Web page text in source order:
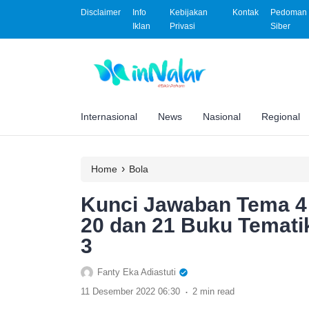
Disclaimer
Info
Iklan
Kebijakan
Privasi
Kontak
Siber
Internasional News Nasional Regional
Home › Bola
Kunci Jawaban Tema
20 dan 21 Buku
3
Fanty Eka Adiastuti
11 Desember 2022 06:30 . 2 min read